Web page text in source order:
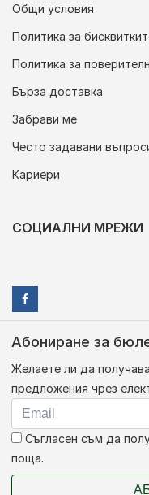
Общи условия
Политика за
Политика за
Бърза доставка
Забрави ме
Често задавани
Кариери
СОЦИАЛНИ МРЕЖИ
Абониране за
Желаете ли да
предложения чрез
Съгласен съм да
поща.